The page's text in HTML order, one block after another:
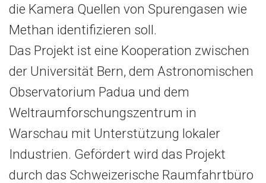
die Kamera Quellen von Spurengasen wie
Methan identifizieren soll.
Das Projekt ist eine Kooperation zwischen
der Universität Bern, dem Astronomischen
Observatorium Padua und dem
Weltraumforschungszentrum in
Warschau mit Unterstützung lokaler
Industrien. Gefördert wird das Projekt
durch das Schweizerische Raumfahrtbüro